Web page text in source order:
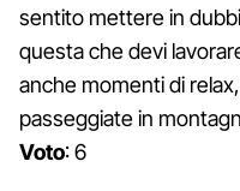
sentito mettere in
questa che devi
anche momenti di
passeggiate in
Voto: 6